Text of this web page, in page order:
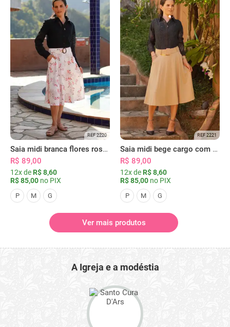
REF 2220
Saia midi branca flores rosas com bolsos
R$ 89,00
12x de R$ 8,60
R$ 85,00 no PIX
P M G
REF 2221
Saia midi bege cargo com bolsos
R$ 89,00
12x de R$ 8,60
R$ 85,00 no PIX
P M G
Ver mais produtos
A Igreja e a modéstia